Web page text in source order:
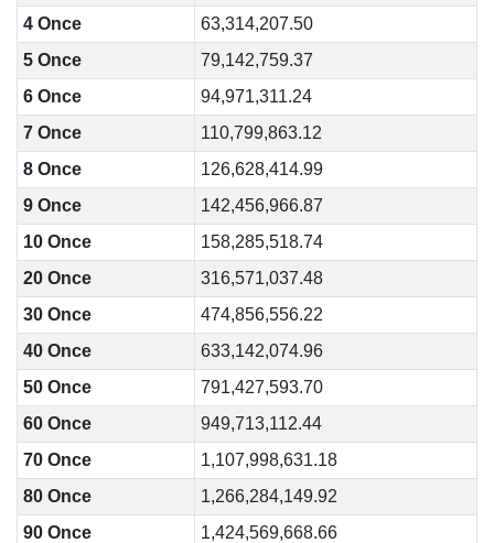
4 Once
63,314,207.50
5 Once
79,142,759.37
6 Once
94,971,311.24
7 Once
110,799,863.12
8 Once
126,628,414.99
9 Once
142,456,966.87
10 Once
158,285,518.74
20 Once
316,571,037.48
30 Once
474,856,556.22
40 Once
633,142,074.96
50 Once
791,427,593.70
60 Once
949,713,112.44
70 Once
1,107,998,631.18
80 Once
1,266,284,149.92
90 Once
1,424,569,668.66